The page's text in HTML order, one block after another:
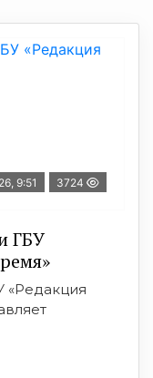
9:51 3724
ГБУ
«Редакция